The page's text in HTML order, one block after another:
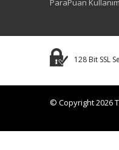
ParaPuan
128 Bit SSL
© Copyright 2026